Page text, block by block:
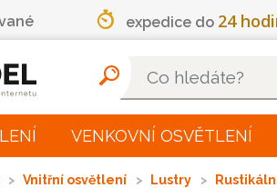
expedice do 24
VENKOVNÍ OSVĚTLENÍ
Vnitřní osvětlení Lustry